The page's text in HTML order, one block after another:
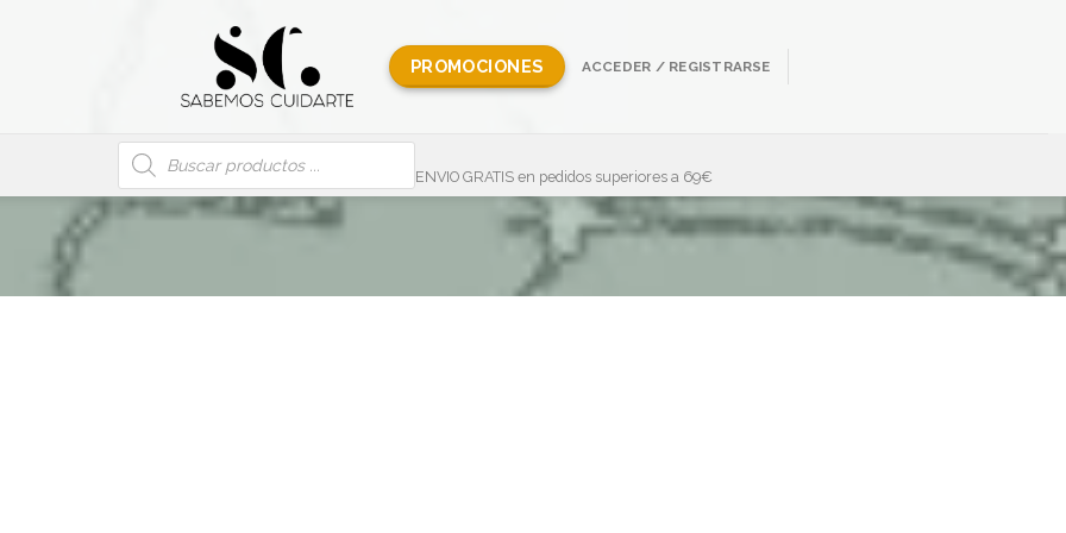
PROMOCIONES ACCEDER / REGISTRARSE
Búsqueda
de
productos
ENVIO GRATIS en pedidos superiores a 69€
Showing all 3 results